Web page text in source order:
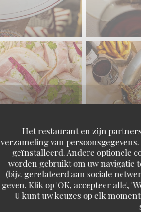
Het restaurant en zijn
verzameling van
geïnstalleerd. Andere optionele
worden gebruikt om uw navigatie
(bijv. gerelateerd aan sociale
geven. Klik op 'OK, accepteer alle',
U kunt uw keuzes op elk